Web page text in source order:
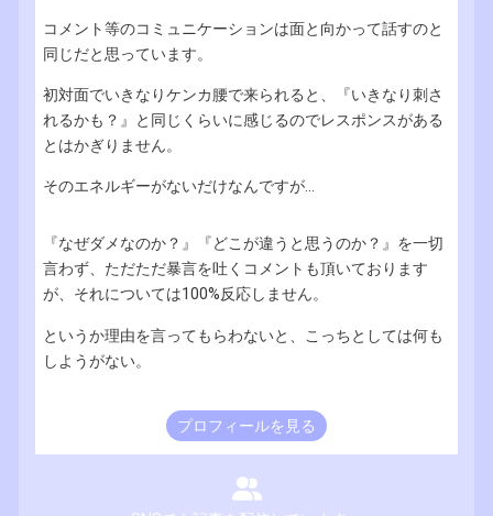
コメント等のコミュニケーションは面と向かって話すのと
同じだと思っています。
初対面でいきなりケンカ腰で来られると、『いきなり刺さ
れるかも？』と同じくらいに感じるのでレスポンスがある
とはかぎりません。
そのエネルギーがないだけなんですが...
『なぜダメなのか？』『どこが違うと思うのか？』を一切
言わず、ただただ暴言を吐くコメントも頂いております
が、それについては100%反応しません。
というか理由を言ってもらわないと、こっちとしては何も
しようがない。
プロフィールを見る